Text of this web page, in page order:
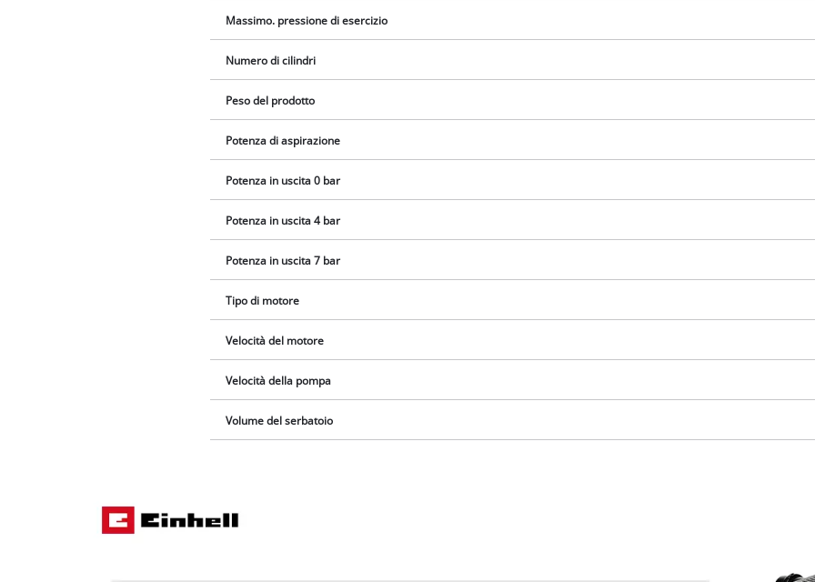
This content is not permitted to load due
visitor. The website owner needs to setup
to the list of technologies used.
Massimo. pressione di esercizio
Numero di cilindri
Peso del prodotto
Potenza di aspirazione
Potenza in uscita 0 bar
Potenza in uscita 4 bar
Potenza in uscita 7 bar
Tipo di motore
Velocità del motore
Velocità della pompa
Volume del serbatoio